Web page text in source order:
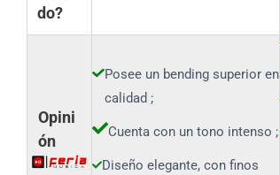
do?
Opini
ón
Posee un bending superior en
calidad ;
Cuenta con un tono intenso ;
Diseño elegante, con finos